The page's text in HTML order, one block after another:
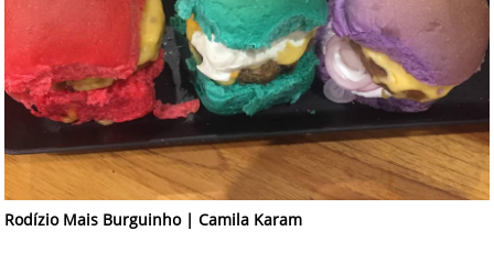
Rodízio Mais Burguinho | Camila Karam